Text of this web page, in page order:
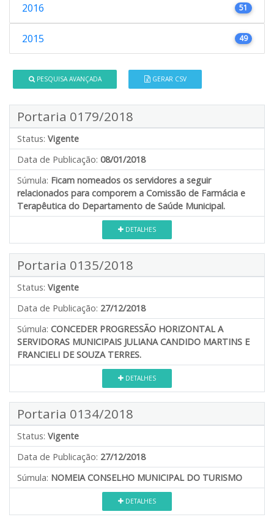
2016 51
2015 49
PESQUISA AVANÇADA GERAR CSV
Portaria 0179/2018
Status: Vigente
Data de Publicação: 08/01/2018
Súmula: Ficam nomeados os servidores a seguir
relacionados para comporem a Comissão de Farmácia e
Terapêutica do Departamento de Saúde Municipal.
DETALHES
Portaria 0135/2018
Status: Vigente
Data de Publicação: 27/12/2018
Súmula: CONCEDER PROGRESSÃO HORIZONTAL A
SERVIDORAS MUNICIPAIS JULIANA CANDIDO MARTINS E
FRANCIELI DE SOUZA TERRES.
DETALHES
Portaria 0134/2018
Status: Vigente
Data de Publicação: 27/12/2018
Súmula: NOMEIA CONSELHO MUNICIPAL DO TURISMO
DETALHES